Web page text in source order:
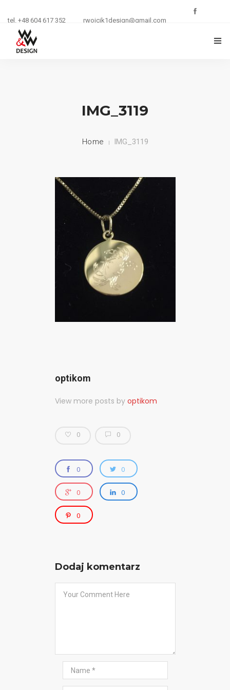
tel. +48 604 617 352 rwojcik1design@gmail.com
IMG_3119
Home IMG_3119
optikom
View more posts by optikom
0 0
0 0
0 0
0
Dodaj komentarz